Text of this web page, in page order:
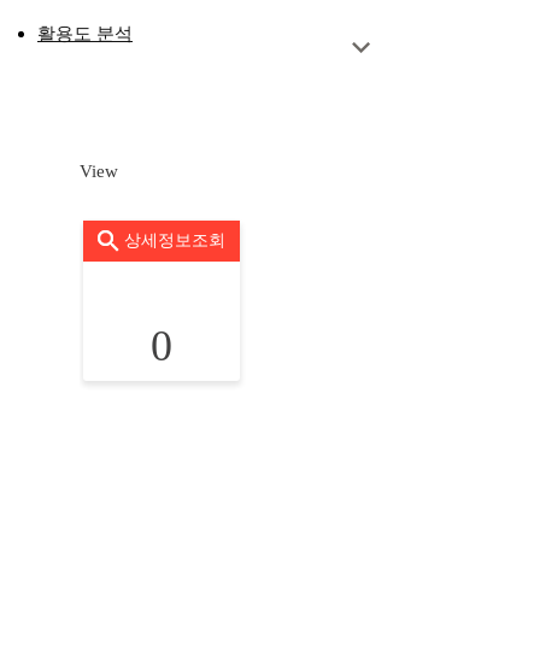
활용도 분석
View
상세정보조회
0